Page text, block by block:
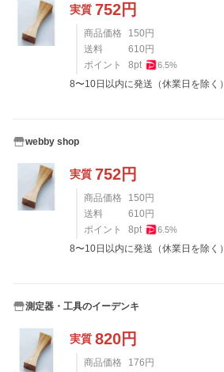
実質 752円
商品価格 150 円
送料
610 円
ポイント
8pt 6.5%
8〜10日以内に発送（休業日を除く）
webby shop
実質 752円
商品価格 150 円
送料
610 円
ポイント
8pt 6.5%
8〜10日以内に発送（休業日を除く）
測定器・工具のイーデンキ
実質 820円
商品価格 176 円